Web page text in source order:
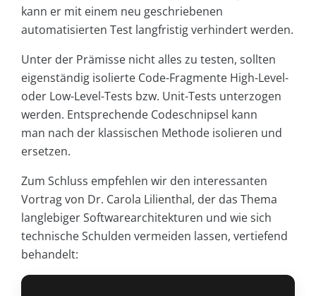
kann er mit einem neu geschriebenen
automatisierten Test langfristig verhindert werden.
Unter der Prämisse nicht alles zu testen, sollten
eigenständig isolierte Code-Fragmente High-Level-
oder Low-Level-Tests bzw. Unit-Tests unterzogen
werden. Entsprechende Codeschnipsel kann
man nach der klassischen Methode isolieren und
ersetzen.
Zum Schluss empfehlen wir den interessanten
Vortrag von Dr. Carola Lilienthal, der das Thema
langlebiger Softwarearchitekturen und wie sich
technische Schulden vermeiden lassen, vertiefend
behandelt: